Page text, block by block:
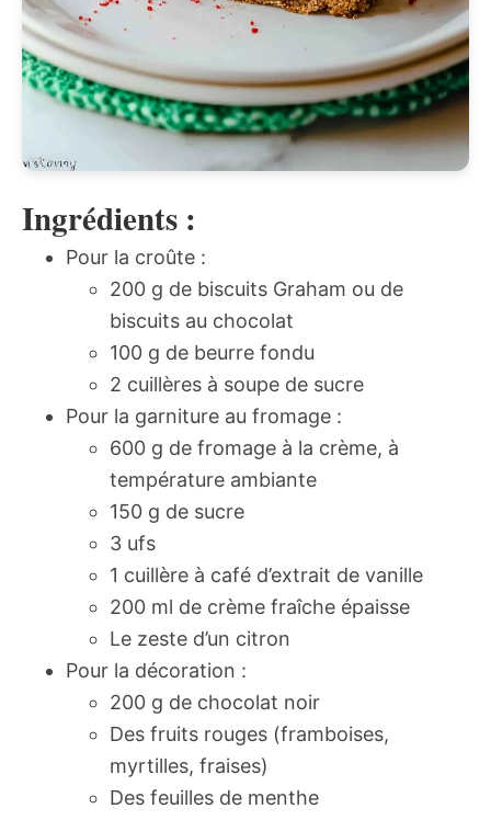
Ingrédients :
Pour la croûte :
200 g de biscuits Graham ou de
biscuits au chocolat
100 g de beurre fondu
2 cuillères à soupe de sucre
Pour la garniture au fromage :
600 g de fromage à la crème, à
température ambiante
150 g de sucre
3 ufs
1 cuillère à café d’extrait de vanille
200 ml de crème fraîche épaisse
Le zeste d’un citron
Pour la décoration :
200 g de chocolat noir
Des fruits rouges (framboises,
myrtilles, fraises)
Des feuilles de menthe